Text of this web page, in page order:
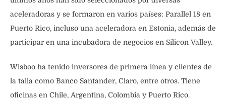
aceleradoras y se formaron en varios países: Parallel 18 en
Puerto Rico, incluso una aceleradora en Estonia, además de
participar en una incubadora de negocios en Silicon Valley.
Wisboo ha tenido inversores de primera línea y clientes de
la talla como Banco Santander, Claro, entre otros. Tiene
oficinas en Chile, Argentina, Colombia y Puerto Rico.